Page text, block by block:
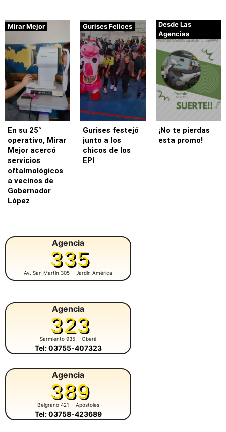
Mirar Mejor
En su 25°
operativo, Mirar
Mejor acercó
servicios
oftalmológicos
a vecinos de
Gobernador
López
Gurises Felices
Gurises festejó
junto a los
chicos de los
EPI
Desde Las
Agencias
¡No te pierdas
esta promo!
Agencia
335
Av. San Martín 305 - Jardín América
Agencia
323
Sarmiento 935 - Oberá
Tel: 03755-407323
Agencia
389
Belgrano 421 - Apóstoles
Tel: 03758-423689